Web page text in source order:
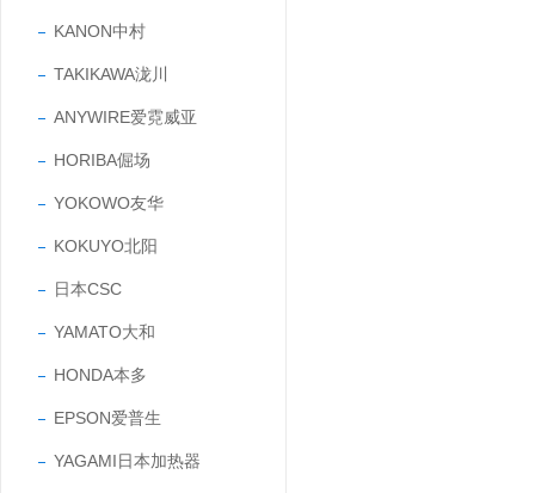
KANON中村
TAKIKAWA泷川
ANYWIRE爱霓威亚
HORIBA倔场
YOKOWO友华
KOKUYO北阳
日本CSC
YAMATO大和
HONDA本多
EPSON爱普生
YAGAMI日本加热器